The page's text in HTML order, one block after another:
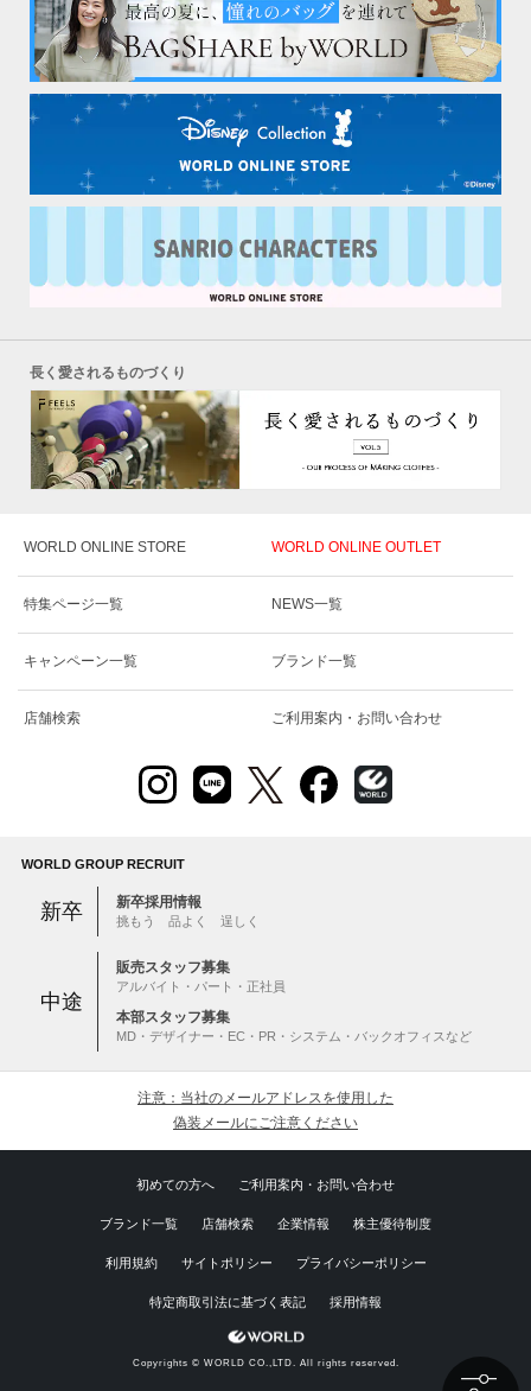
長く愛されるものづくり
WORLD ONLINE STORE WORLD ONLINE OUTLET
特集ページ一覧 NEWS一覧
キャンペーン一覧 ブランド一覧
店舗検索 ご利用案内・お問い合わせ
WORLD GROUP RECRUIT
新卒 新卒採用情報
挑もう 品よく 逞しく
中途
販売スタッフ募集
アルバイト・パート・正社員
本部スタッフ募集
MD・デザイナー・EC・PR・システム・バックオフィスなど
注意：当社のメールアドレスを使用した
偽装メールにご注意ください
初めての方へ ご利用案内・お問い合わせ
ブランド一覧 店舗検索 企業情報 株主優待制度
利用規約 サイトポリシー プライバシーポリシー
特定商取引法に基づく表記 採用情報
Copyrights © WORLD CO.,LTD. All rights reserved.